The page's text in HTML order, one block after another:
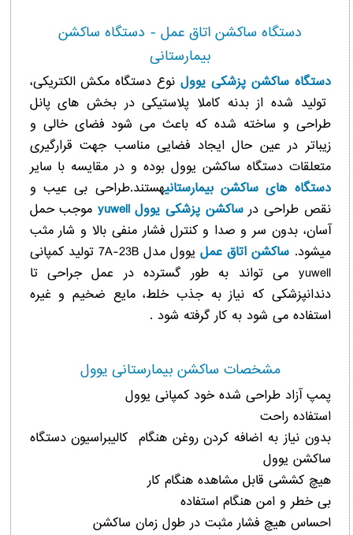
دستگاه ساکشن اتاق عمل - دستگاه ساکشن
بیمارستانی
دستگاه ساکشن پزشکی یوول نوع دستگاه مکش الکتریکی،
تولید شده از بدنه کاملا پلاستیکی در بخش های پانل
طراحی و ساخته شده که باعث می شود فضای خالی و
زیباتر در عین حال ایجاد فضایی مناسب جهت قرارگیری
متعلقات دستگاه ساکشن یوول بوده و در مقایسه با سایر
دستگاه های ساکشن بیمارستانیهستند.طراحی بی عیب و
نقص طراحی درساکشن پزشکی یوول yuwell
موجب حمل
آسان، بدون سر و صدا و کنترل فشار منفی بالا و شار مثب
میشود. ساکشن اتاق عمل
یوول مدل 7A-23B تولید کمپانی
yuwell می تواند به طور گسترده در عمل جراحی تا
دندانپزشکی که نیاز به جذب خلط، مایع ضخیم و غیره
استفاده می شود به کار گرفته شود .
مشخصات ساکشن بیمارستانی یوول
پمپ آزاد طراحی شده خود کمپانی یوول
استفاده راحت
بدون نیاز به اضافه کردن روغن هنگام کالیبراسیون دستگاه
ساکشن یوول
هیچ کششی قابل مشاهده هنگام کار
بی خطر و امن هنگام استفاده
احساس هیچ فشار مثبت در طول زمان ساکشن